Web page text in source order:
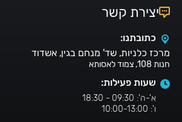
יצירת קשר
כתובתנו:
מרכז כלניות, שד' מנחם בגין, אשדוד
חנות 108, צמוד לאסותא
שעות פעילות:
א'-ה': 09:30 - 18:30
ו': 10:00-13:00